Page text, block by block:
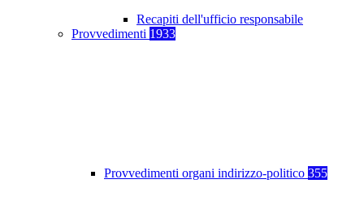
Recapiti dell'ufficio responsabile
Provvedimenti 1933
Provvedimenti organi indirizzo-politico 355